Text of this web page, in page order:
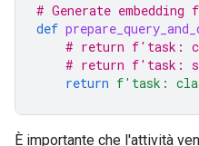
# Generate
def
# return f'task:
# return f'task:
return f'task:
È importante che l'attività